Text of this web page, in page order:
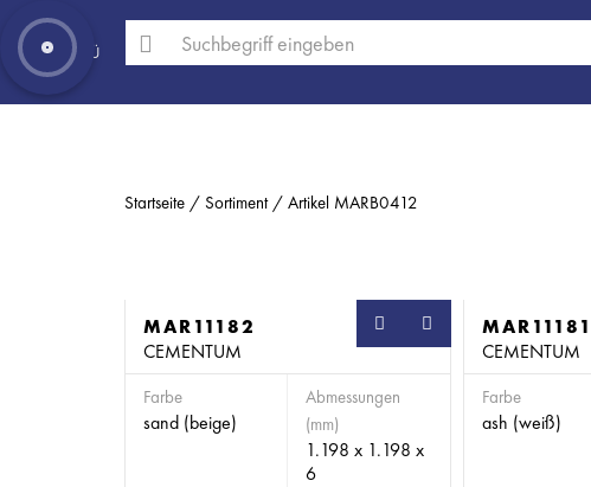
MENÜ
Startseite Sortiment Artikel MARB0412
MAR11182
CEMENTUM
Farbe
sand (beige)
Abmessungen
(mm)
1.198 x 1.198 x
6
MAR11181
CEMENTUM
Farbe
ash (weiß)